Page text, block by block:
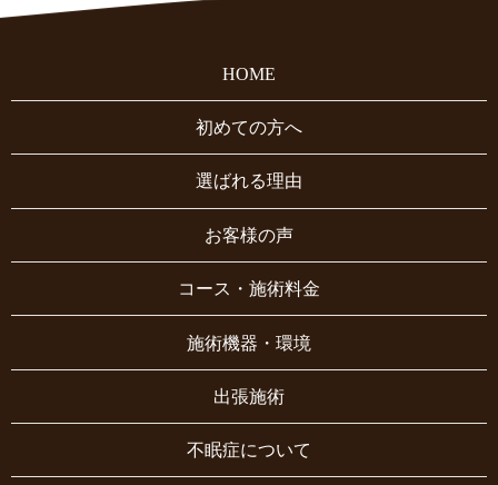
HOME
初めての方へ
選ばれる理由
お客様の声
コース・施術料金
施術機器・環境
出張施術
不眠症について